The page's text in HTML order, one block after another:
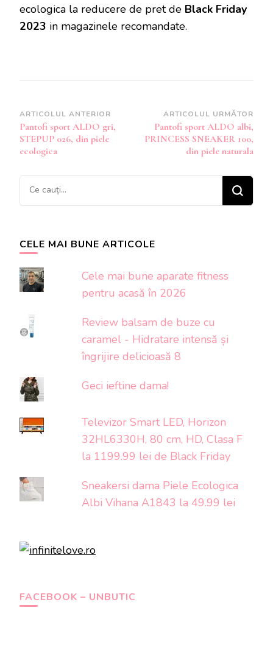
ecologica la reducere de pret de Black Friday
2023 in magazinele recomandate.
Navigare
în
articole
ARTICOLUL ANTERIOR
Pantofi sport ALDO gri,
STEPUP 026, din piele
ecologica
ARTICOLUL URMĂTOR
Pantofi sport ALDO albi,
PRINCESS SNEAKER 100,
din piele naturala
Cauți
ceva?
CELE MAI BUNE ARTICOLE
Cele mai bune aparate fitness
pentru acasă în 2026
Review balsam de buze cu
caramel - Hidratare intensă și
îngrijire delicioasă 8
Geci ieftine dama!
Televizor Smart LED, Horizon
32HL6330H, 80 cm, HD, Clasa F
la 1199.99 lei de Black Friday
Sneakersi dama Piele Ecologica
Albi Vihana A1843 la 49.99 lei
FACEBOOK – UNBUTIC